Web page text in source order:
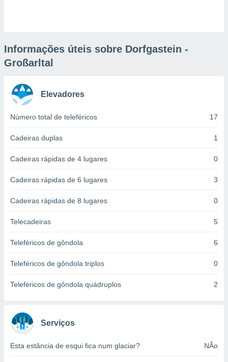
nós e
únicos
e
como a
IP e
possam
tal,
ou opor-
qualquer
Informações úteis sobre Dorfgastein -
Großarltal
Elevadores
Número total de teleféricos 17
Cadeiras duplas 1
Cadeiras rápidas de 4 lugares 0
Cadeiras rápidas de 6 lugares 3
Cadeiras rápidas de 8 lugares 0
Telecadeiras 5
Teleféricos de gôndola 6
Teleféricos de gôndola triplos 0
Teleféricos de gôndola quádruplos 2
Serviços
Esta estância de esqui fica num glaciar? NÃo